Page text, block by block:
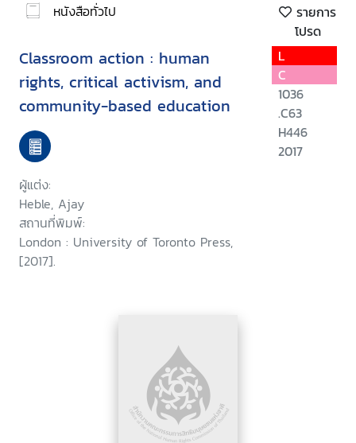
หนังสือทั่วไป
รายการ
โปรด
Classroom action : human
rights, critical activism, and
community-based education
ผู้แต่ง:
Heble, Ajay
สถานที่พิมพ์:
London : University of Toronto Press,
[2017].
L
C
1036
.C63
H446
2017